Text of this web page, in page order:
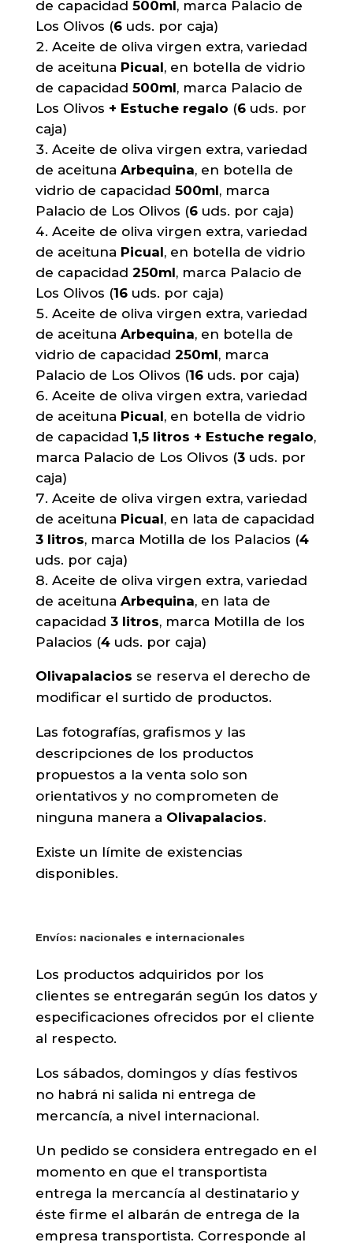
de capacidad 500ml, marca Palacio de
Los Olivos (6uds. por caja)
Aceite de oliva virgen extra, variedad
de aceituna Picual, en botella de vidrio
de capacidad 500ml, marca Palacio de
Los Olivos + Estuche regalo (6uds. por
caja)
Aceite de oliva virgen extra, variedad
de aceituna Arbequina, en botella de
vidrio de capacidad 500ml, marca
Palacio de Los Olivos (6uds. por caja)
Aceite de oliva virgen extra, variedad
de aceituna Picual, en botella de vidrio
de capacidad 250ml, marca Palacio de
Los Olivos (16uds. por caja)
Aceite de oliva virgen extra, variedad
de aceituna Arbequina, en botella de
vidrio de capacidad 250ml, marca
Palacio de Los Olivos (16uds. por caja)
Aceite de oliva virgen extra, variedad
de aceituna Picual, en botella de vidrio
de capacidad 1,5 litros + Estuche regalo,
marca Palacio de Los Olivos (3uds. por
caja)
Aceite de oliva virgen extra, variedad
de aceituna Picual, en lata de capacidad
3 litros, marca Motilla de los Palacios (4
uds. por caja)
Aceite de oliva virgen extra, variedad
de aceituna Arbequina, en lata de
capacidad 3 litros, marca Motilla de los
Palacios (4uds. por caja)
Olivapalacios se reserva el derecho de
modificar el surtido de productos.
Las fotografías, grafismos y las
descripciones de los productos
propuestos a la venta solo son
orientativos y no comprometen de
ninguna manera a Olivapalacios.
Existe un límite de existencias
disponibles.
Envíos: nacionales e internacionales
Los productos adquiridos por los
clientes se entregarán según los datos y
especificaciones ofrecidos por el cliente
al respecto.
Los sábados, domingos y días festivos
no habrá ni salida ni entrega de
mercancía, a nivel internacional.
Un pedido se considera entregado en el
momento en que el transportista
entrega la mercancía al destinatario y
éste firme el albarán de entrega de la
empresa transportista. Corresponde al